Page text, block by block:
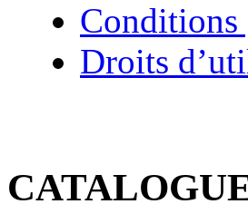
Conditions
Droits